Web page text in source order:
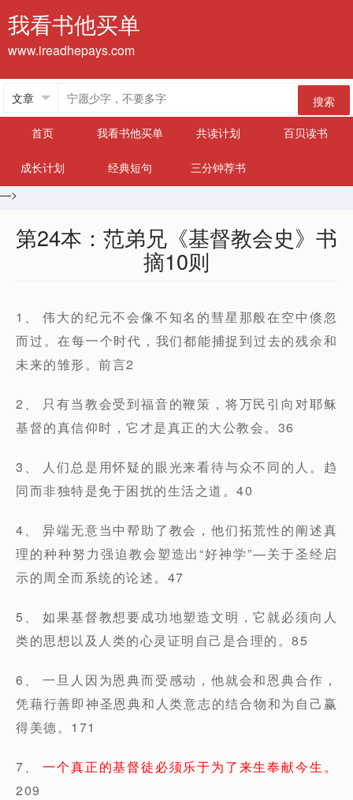
我看书他买单
www.ireadhepays.com
搜索
首页
我看书他买单 共读计划 百贝读书
成长计划 经典短句
三分钟荐书
—>
第24本：范弟兄《基督教会史》书
摘10则
1、 伟大的纪元不会像不知名的彗星那般在空中倏忽
而过。在每一个时代，我们都能捕捉到过去的残余和
未来的雏形。前言2
2、 只有当教会受到福音的鞭策，将万民引向对耶稣
基督的真信仰时，它才是真正的大公教会。36
3、 人们总是用怀疑的眼光来看待与众不同的人。趋
同而非独特是免于困扰的生活之道。40
4、 异端无意当中帮助了教会，他们拓荒性的阐述真
理的种种努力强迫教会塑造出“好神学”—关于圣经启
示的周全而系统的论述。47
5、 如果基督教想要成功地塑造文明，它就必须向人
类的思想以及人类的心灵证明自己是合理的。85
6、 一旦人因为恩典而受感动，他就会和恩典合作，
凭藉行善即神圣恩典和人类意志的结合物和为自己赢
得美德。171
7、
一个真正的基督徒必须乐于为了来生奉献今生。
209